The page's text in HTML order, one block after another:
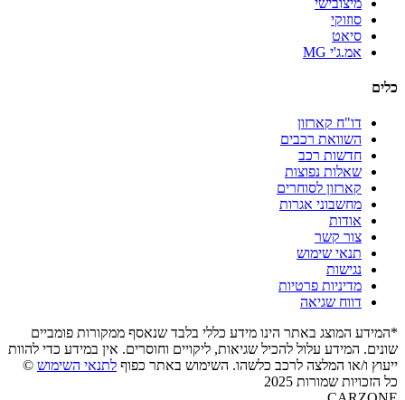
סוזוקי
סיאט
אמ.ג'י MG
כלים
דו"ח קארזון
השוואת רכבים
חדשות רכב
שאלות נפוצות
קארזון לסוחרים
מחשבוני אגרות
אודות
צור קשר
תנאי שימוש
נגישות
מדיניות פרטיות
דווח שגיאה
*המידע המוצג באתר הינו מידע כללי בלבד שנאסף ממקורות פומביים
שונים. המידע עלול להכיל שגיאות, ליקויים וחוסרים. אין במידע כדי להוות
ייעוץ ו/או המלצה לרכב כלשהו. השימוש באתר כפוף לתנאי השימוש ©
כל הזכויות שמורות 2025